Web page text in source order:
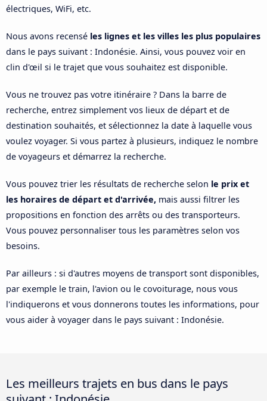
électriques, WiFi, etc.
Nous avons recensé les lignes et les villes les plus populaires
dans le pays suivant : Indonésie. Ainsi, vous pouvez voir en
clin d'œil si le trajet que vous souhaitez est disponible.
Vous ne trouvez pas votre itinéraire ? Dans la barre de
recherche, entrez simplement vos lieux de départ et de
destination souhaités, et sélectionnez la date à laquelle vous
voulez voyager. Si vous partez à plusieurs, indiquez le nombre
de voyageurs et démarrez la recherche.
Vous pouvez trier les résultats de recherche selon le prix et
les horaires de départ et d'arrivée, mais aussi filtrer les
propositions en fonction des arrêts ou des transporteurs.
Vous pouvez personnaliser tous les paramètres selon vos
besoins.
Par ailleurs : si d'autres moyens de transport sont disponibles,
par exemple le train, l'avion ou le covoiturage, nous vous
l'indiquerons et vous donnerons toutes les informations, pour
vous aider à voyager dans le pays suivant : Indonésie.
Les meilleurs trajets en bus dans le pays